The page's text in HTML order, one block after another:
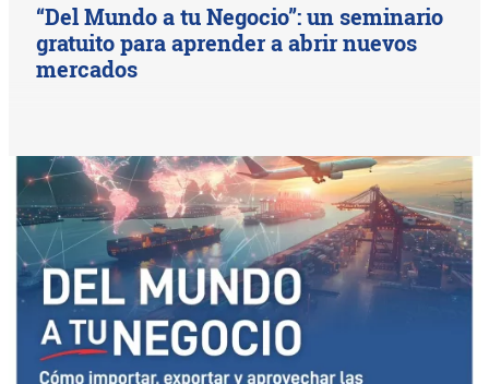
“Del Mundo a tu Negocio”: un seminario
gratuito para aprender a abrir nuevos
mercados